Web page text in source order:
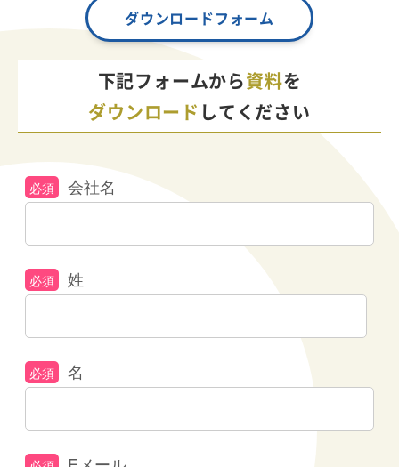
下記フォームから資料を
ダウンロード してください
会社名
姓
名
ダウンロードフォーム